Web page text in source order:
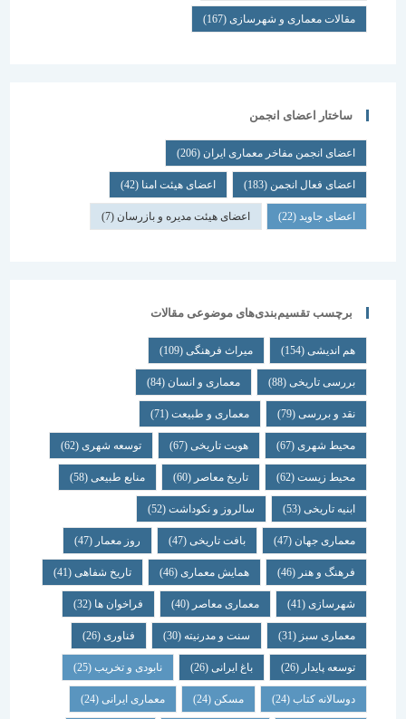
مقالات معماری و شهرسازی(167)
ساختار اعضای انجمن
اعضای انجمن مفاخر معماری ایران (206)
اعضای فعال انجمن(183) اعضای هیئت امنا(42)
اعضای جاوید(22) اعضای هیئت مدیره و بازرسان(7)
برچسب تقسیم‌بندی‌های موضوعی مقالات
هم اندیشی (154) میراث فرهنگی (109)
بررسی تاریخی (88) معماری و انسان (84)
نقد و بررسی (79) معماری و طبیعت (71)
محیط شهری(67) هویت تاریخی(67) توسعه شهری(62)
محیط زیست(62) تاریخ معاصر(60) منابع طبیعی(58)
ابنیه تاریخی(53) سالروز و نکوداشت(52)
معماری جهان (47) بافت تاریخی(47) روز معمار(47)
فرهنگ و هنر(46) همایش معماری (46) تاریخ شفاهی (41)
شهرسازی(41) معماری معاصر(40) فراخوان ها (32)
معماری سبز(31) سنت و مدرنیته(30) فناوری (26)
توسعه پایدار(26) باغ ایرانی(26) نابودی و تخریب(25)
دوسالانه کتاب(24) مسکن (24) معماری ایرانی(24)